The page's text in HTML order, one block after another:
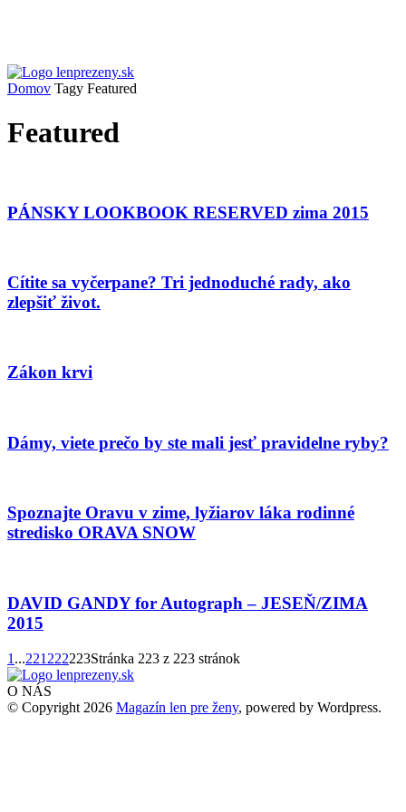
Domov Tagy Featured
Featured
PÁNSKY LOOKBOOK RESERVED zima 2015
Cítite sa vyčerpane? Tri jednoduché rady, ako
zlepšiť život.
Zákon krvi
Dámy, viete prečo by ste mali jesť pravidelne ryby?
Spoznajte Oravu v zime, lyžiarov láka rodinné
stredisko ORAVA SNOW
DAVID GANDY for Autograph – JESEŇ/ZIMA
2015
1 ...221 222223Stránka 223 z 223 stránok
O NÁS
© Copyright 2026 Magazín len pre ženy, powered by Wordpress.